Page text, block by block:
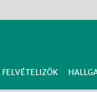
FELVÉTELIZŐK